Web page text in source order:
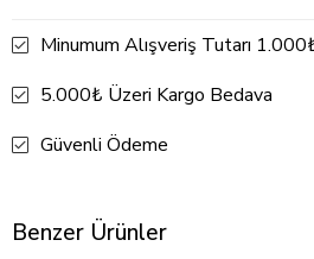
Minumum Alışveriş Tutarı
5.000₺ Üzeri Kargo Bedava
Güvenli Ödeme
Benzer Ürünler